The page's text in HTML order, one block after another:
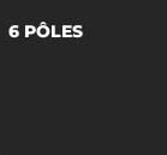
6 PÔLES